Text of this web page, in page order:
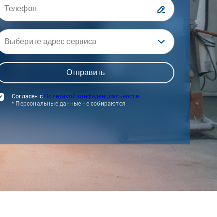
Выберите адрес сервиса
Согласен с Политикой конфиденциальности
* Персональные данные не собираются